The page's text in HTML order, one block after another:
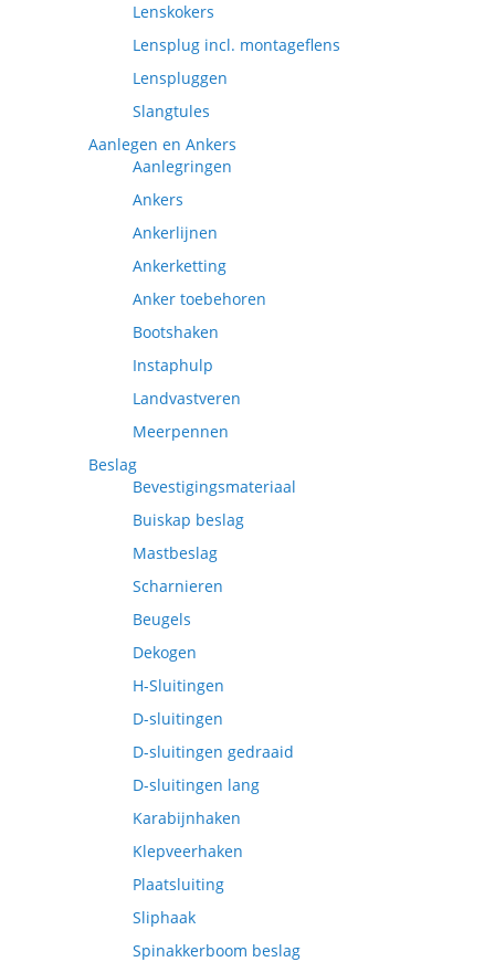
Lenskokers
Lensplug incl. montageflens
Lenspluggen
Slangtules
Aanlegen en Ankers
Aanlegringen
Ankers
Ankerlijnen
Ankerketting
Anker toebehoren
Bootshaken
Instaphulp
Landvastveren
Meerpennen
Beslag
Bevestigingsmateriaal
Buiskap beslag
Mastbeslag
Scharnieren
Beugels
Dekogen
H-Sluitingen
D-sluitingen
D-sluitingen gedraaid
D-sluitingen lang
Karabijnhaken
Klepveerhaken
Plaatsluiting
Sliphaak
Spinakkerboom beslag